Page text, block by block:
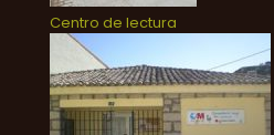
Centro de lectura